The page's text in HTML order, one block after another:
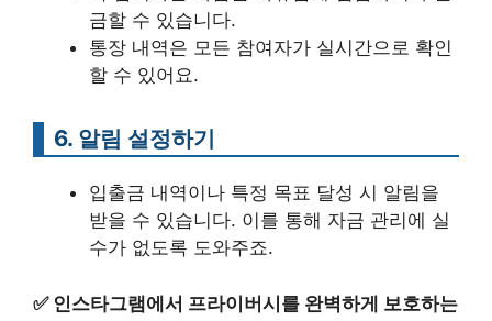
금할 수 있습니다.
통장 내역은 모든 참여자가 실시간으로 확인
할 수 있어요.
6. 알림 설정하기
입출금 내역이나 특정 목표 달성 시 알림을
받을 수 있습니다. 이를 통해 자금 관리에 실
수가 없도록 도와주죠.
✅ 인스타그램에서 프라이버시를 완벽하게 보호하는